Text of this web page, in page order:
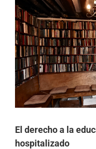
El derecho a la
hospitalizado